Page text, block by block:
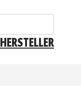
HERSTELLER